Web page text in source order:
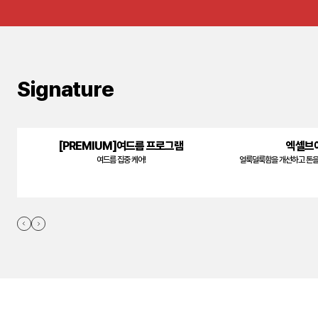
Signature
[PREMIUM]여드름 프로그램
여드름 집중 케어!
엑셀브
얼룩덜룩함을 개선하고 톤